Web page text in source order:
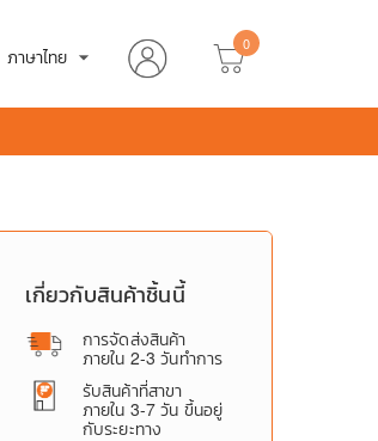
ภาษาไทย arrow_drop_down
0
เกี่ยวกับสินค้าชิ้นนี้
การจัดส่งสินค้า
ภายใน 2-3 วันทำการ
รับสินค้าที่สาขา
ภายใน 3-7 วัน ขึ้นอยู่
กับระยะทาง